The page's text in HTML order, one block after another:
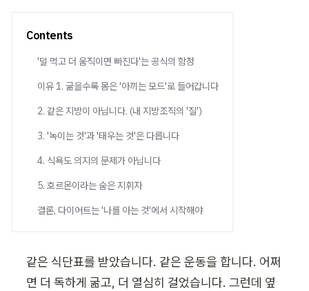
Contents
'덜 먹고 더 움직이면 빠진다'는 공식의 함정
이유 1. 굶을수록 몸은 '아끼는 모드'로 들어갑니다
2. 같은 지방이 아닙니다. (내 지방조직의 '질')
3. '녹이는 것'과 '태우는 것'은 다릅니다
4. 식욕도 의지의 문제가 아닙니다
5. 호르몬이라는 숨은 지휘자
결론, 다이어트는 '나를 아는 것'에서 시작해야
같은 식단표를 받았습니다. 같은 운동을 합니다. 어쩌
면 더 독하게 굶고, 더 열심히 걸었습니다. 그런데 옆